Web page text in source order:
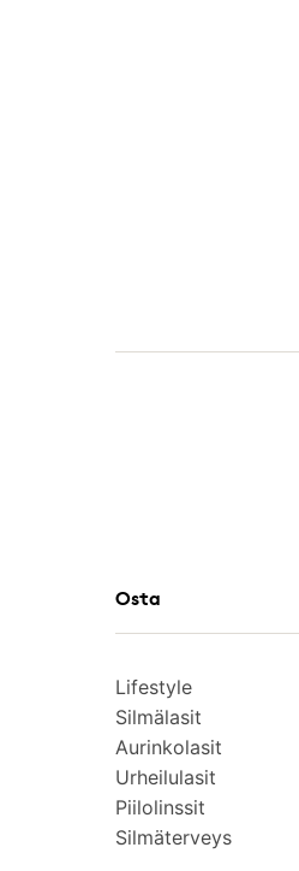
Osta
Lifestyle
Silmälasit
Aurinkolasit
Urheilulasit
Piilolinssit
Silmäterveys